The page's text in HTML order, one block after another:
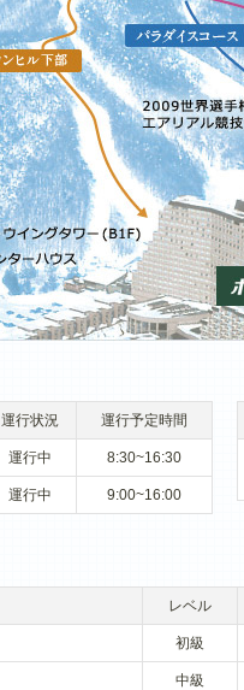
運行状況 運行予定時間
運行中 8:30~16:30
運行中 9:00~16:00
レベル
初級
中級